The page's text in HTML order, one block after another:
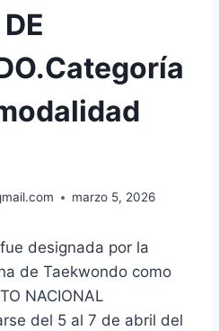
marzo 5, 2026
designada por la
de Taekwondo como
NACIONAL
del 5 al 7 de abril del